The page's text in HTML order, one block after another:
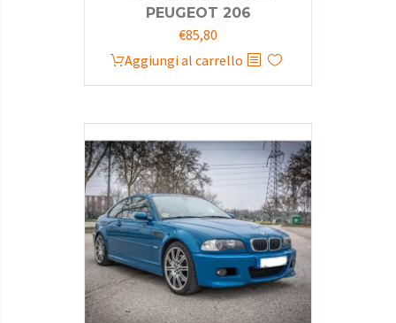
PEUGEOT 206
Il
prezzo
€110,00.
€85,80
prezzo
€85,80.
Aggiungi al carrello